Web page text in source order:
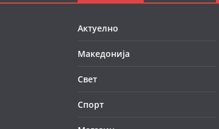
Актуелно
Македонија
Свет
Спорт